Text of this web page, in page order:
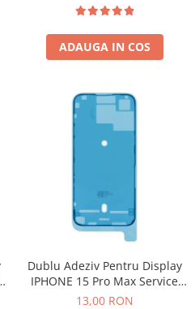
ADAUGA IN COS
Dublu Adeziv Pentru Display
IPHONE 15 Pro Max Service
Pack - 923-09190
13,00 RON